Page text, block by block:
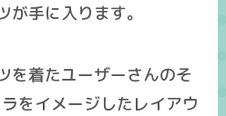
手に入ります。
を着たユーザーさんのそ
をイメージしたレイアウ